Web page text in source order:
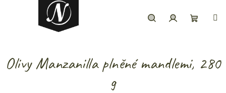
košík
Olivy Manzanilla plněné mandlemi, 280
g